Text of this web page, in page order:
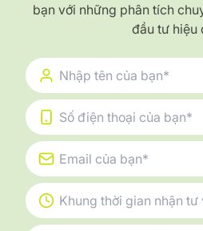
bạn với những phân tích
đầu tư hiệu